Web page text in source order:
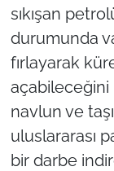
sıkışan
durumunda
fırlayarak
açabileceğini
navlun ve
uluslararası
bir darbe